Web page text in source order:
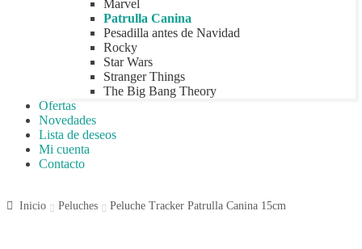
Marvel
Patrulla Canina
Pesadilla antes de Navidad
Rocky
Star Wars
Stranger Things
The Big Bang Theory
Ofertas
Novedades
Lista de deseos
Mi cuenta
Contacto
Inicio Peluches Peluche Tracker Patrulla Canina 15cm